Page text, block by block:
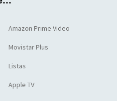
Amazon Prime Video
Movistar Plus
Listas
Apple TV